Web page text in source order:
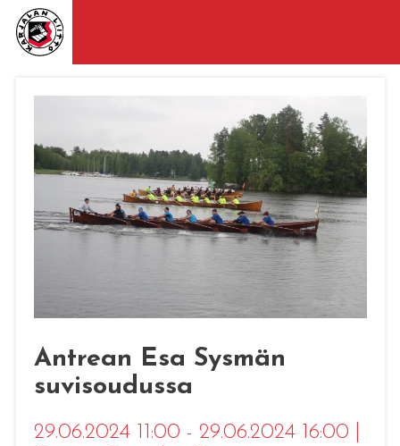
Antrean Esa Sysmän
suvisoudussa
29.06.2024 11:00 - 29.06.2024 16:00